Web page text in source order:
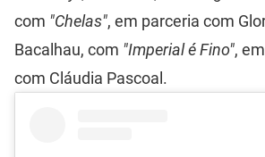
com "Chelas", em parceria com
Bacalhau, com "Imperial é Fino",
com Cláudia Pascoal.